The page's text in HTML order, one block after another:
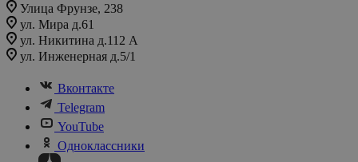
Улица Фрунзе, 238​
ул. Мира д.61
ул. Никитина д.112 А
ул. Инженерная д.5/1
Вконтакте
Telegram
YouTube
Одноклассники